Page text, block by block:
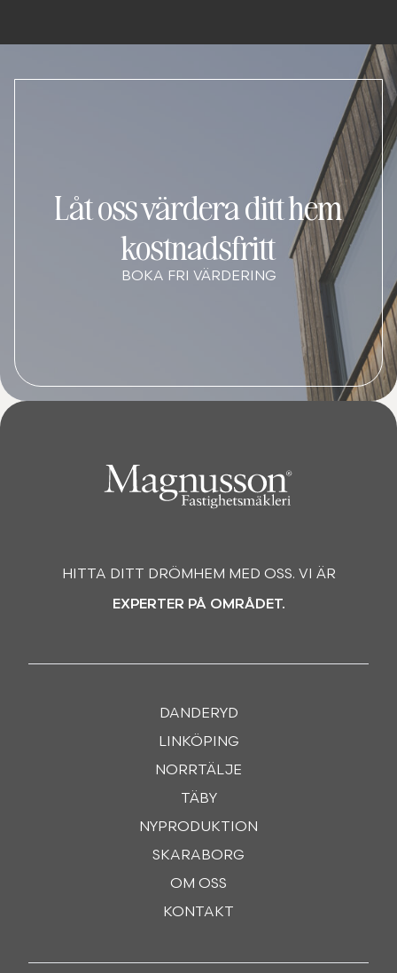
Låt oss värdera ditt hem
kostnadsfritt
BOKA FRI VÄRDERING
HITTA DITT DRÖMHEM MED OSS. VI ÄR
EXPERTER PÅ OMRÅDET.
DANDERYD
LINKÖPING
NORRTÄLJE
TÄBY
NYPRODUKTION
SKARABORG
OM OSS
KONTAKT